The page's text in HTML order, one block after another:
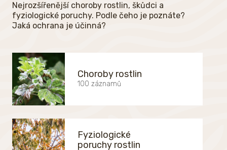
Nejrozšířenější choroby rostlin, škůdci a
fyziologické poruchy. Podle čeho je poznáte?
Jaká ochrana je účinná?
Choroby rostlin
100 záznamů
Fyziologické
poruchy rostlin